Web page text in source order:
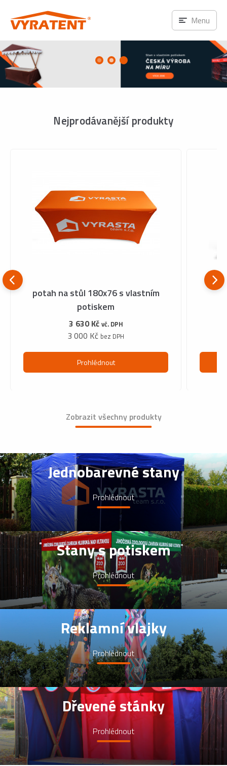
Nejprodávanější produkty
potah na stůl 180x76 s vlastním
potiskem
3 630 Kč vč. DPH
3 000 Kč bez DPH
Prohlédnout
Zobrazit všechny produkty
Jednobarevné stany
Prohlédnout
Stany s potiskem
Prohlédnout
Reklamní vlajky
Prohlédnout
Dřevené stánky
Prohlédnout
Menu